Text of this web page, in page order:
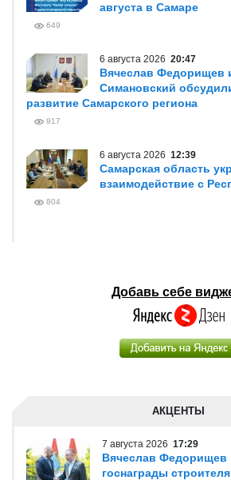
августа в Самаре
649
6 августа 2026 20:47
Вячеслав Федорищев
Симановский
развитие Самарского региона
917
6 августа 2026 12:39
Самарская область
взаимодействие с
804
Добавь себе
АКЦЕНТЫ
7 августа 2026 17:29
Вячеслав Федорищев
госнаграды